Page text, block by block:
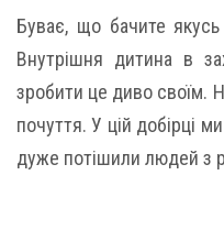
Буває, що бачите
Внутрішня дитина в
зробити це диво своїм.
почуття. У цій добірці
дуже потішили людей з